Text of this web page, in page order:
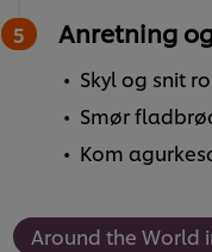
Anretning
Skyl og snit
Smør
Kom
Around the World